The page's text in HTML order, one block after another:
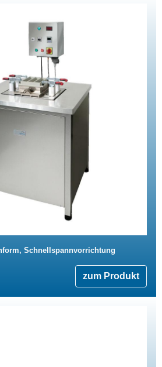
Schnellspannvorrichtung
zum Produkt